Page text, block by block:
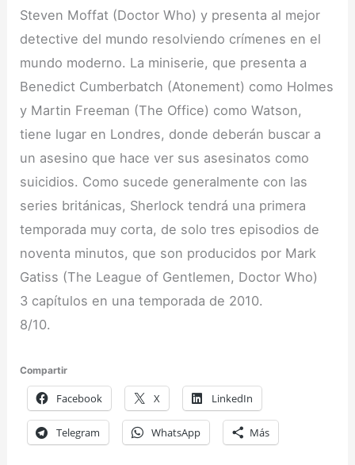
Steven Moffat (Doctor Who) y presenta al mejor
detective del mundo resolviendo crímenes en el
mundo moderno. La miniserie, que presenta a
Benedict Cumberbatch (Atonement) como Holmes
y Martin Freeman (The Office) como Watson,
tiene lugar en Londres, donde deberán buscar a
un asesino que hace ver sus asesinatos como
suicidios. Como sucede generalmente con las
series británicas, Sherlock tendrá una primera
temporada muy corta, de solo tres episodios de
noventa minutos, que son producidos por Mark
Gatiss (The League of Gentlemen, Doctor Who)
3 capítulos en una temporada de 2010.
8/10.
Compartir
Facebook X LinkedIn
Telegram WhatsApp Más